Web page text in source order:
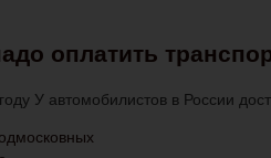
оплатить
У автомобилистов в России